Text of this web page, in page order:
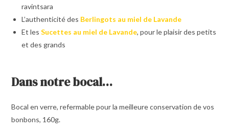
ravintsara
L’authenticité des Berlingots au miel de Lavande
Et lesSucettes au miel de Lavande, pour le plaisir des petits
et des grands
Dans notre bocal…
Bocal en verre, refermable pour la meilleure conservation de vos
bonbons, 160g.